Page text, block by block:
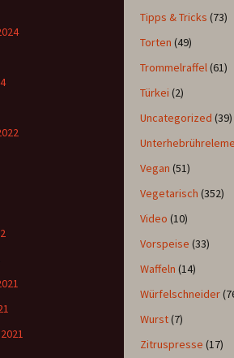
Tipps & Tricks (73)
Torten (49)
Trommelraffel(61)
Türkei (2)
Uncategorized (39)
Vegan (51)
Vegetarisch (352)
Video (10)
Vorspeise (33)
Waffeln (14)
Würfelschneider
Wurst(7)
Zitruspresse (17)